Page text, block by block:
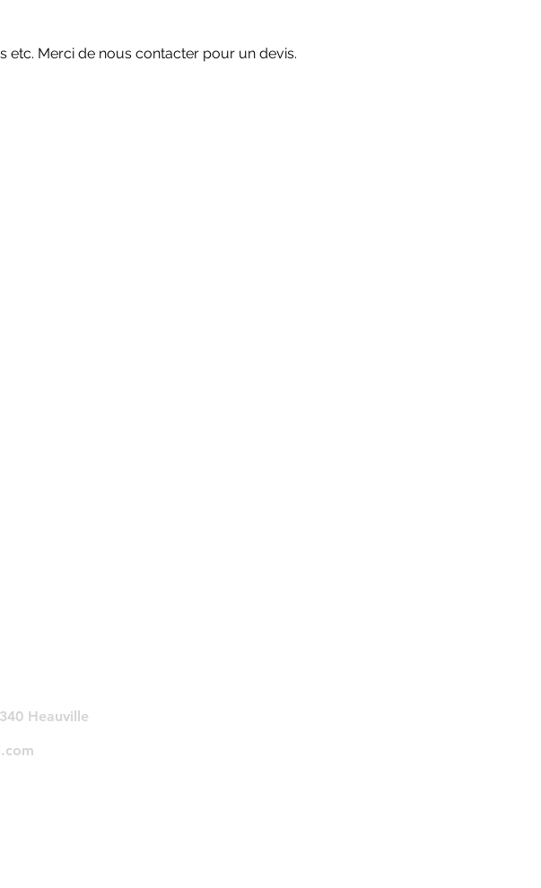
etc. Merci de nous contacter pour un devis.
Heauville